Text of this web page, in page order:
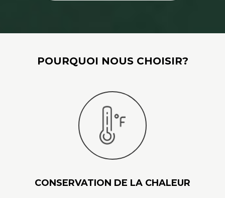
POURQUOI NOUS CHOISIR?
CONSERVATION DE LA CHALEUR